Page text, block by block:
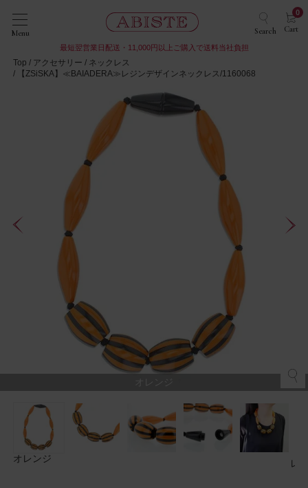
Menu Search Cart
0
最短翌営業日配送・11,000円以上ご購入で送料当社負担
Top アクセサリー
ネックレス
【ZSiSKA】≪BAIADERA≫レジンデザインネックレス/1160068
オレンジ レ